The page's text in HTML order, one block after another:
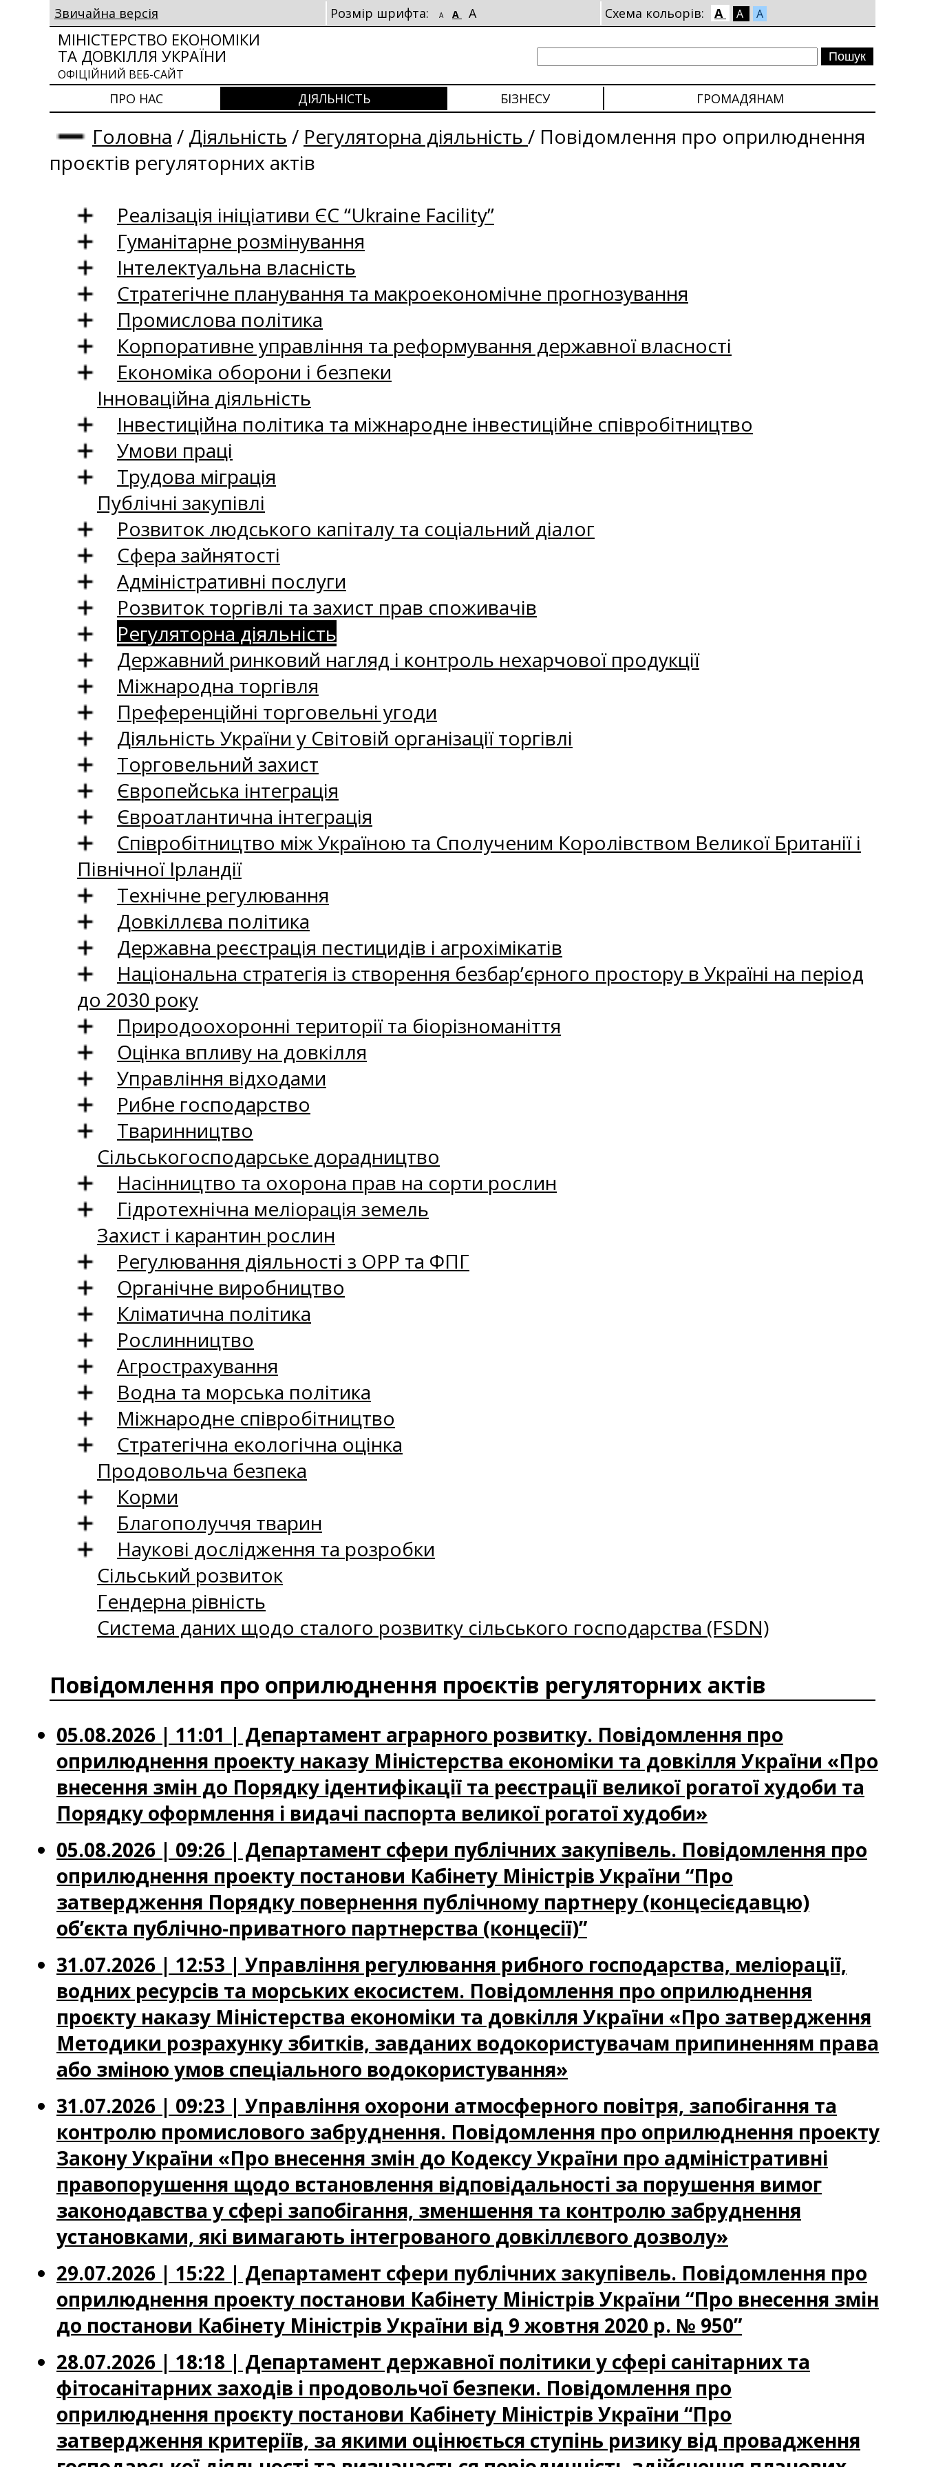
Звичайна версія Розмір шрифта: A A A Схема кольорів: A A A
МІНІСТЕРСТВО ЕКОНОМІКИ
ТА ДОВКІЛЛЯ УКРАЇНИ
ОФІЦІЙНИЙ ВЕБ-САЙТ
ПРО НАС ДІЯЛЬНІСТЬ БІЗНЕСУ ГРОМАДЯНАМ
Головна / Діяльність / Регуляторна діяльність / Повідомлення про оприлюднення
проєктів регуляторних актів
Реалізація ініціативи ЄС “Ukraine Facility”
Гуманітарне розмінування
Інтелектуальна власність
Стратегічне планування та макроекономічне прогнозування
Промислова політика
Корпоративне управління та реформування державної власності
Економіка оборони і безпеки
Інноваційна діяльність
Інвестиційна політика та міжнародне інвестиційне співробітництво
Умови праці
Трудова міграція
Публічні закупівлі
Розвиток людського капіталу та соціальний діалог
Сфера зайнятості
Адміністративні послуги
Розвиток торгівлі та захист прав споживачів
Регуляторна діяльність
Державний ринковий нагляд і контроль нехарчової продукції
Міжнародна торгівля
Преференційні торговельні угоди
Діяльність України у Світовій організації торгівлі
Торговельний захист
Європейська інтеграція
Євроатлантична інтеграція
Співробітництво між Україною та Сполученим Королівством Великої Британії і
Північної Ірландії
Технічне регулювання
Довкіллєва політика
Державна реєстрація пестицидів і агрохімікатів
Національна стратегія із створення безбар’єрного простору в Україні на період
до 2030 року
Природоохоронні території та біорізноманіття
Оцінка впливу на довкілля
Управління відходами
Рибне господарство
Тваринництво
Сільськогосподарське дорадництво
Насінництво та охорона прав на сорти рослин
Гідротехнічна меліорація земель
Захист і карантин рослин
Регулювання діяльності з ОРР та ФПГ
Органічне виробництво
Кліматична політика
Рослинництво
Агрострахування
Водна та морська політика
Міжнародне співробітництво
Стратегічна екологічна оцінка
Продовольча безпека
Корми
Благополуччя тварин
Наукові дослідження та розробки
Сільський розвиток
Гендерна рівність
Система даних щодо сталого розвитку сільського господарства (FSDN)
Повідомлення про оприлюднення проєктів регуляторних актів
05.08.2026 | 11:01 | Департамент аграрного розвитку. Повідомлення про
оприлюднення проекту наказу Міністерства економіки та довкілля України «Про
внесення змін до Порядку ідентифікації та реєстрації великої рогатої худоби та
Порядку оформлення і видачі паспорта великої рогатої худоби»
05.08.2026 | 09:26 | Департамент сфери публічних закупівель. Повідомлення про
оприлюднення проекту постанови Кабінету Міністрів України “Про
затвердження Порядку повернення публічному партнеру (концесієдавцю)
об’єкта публічно-приватного партнерства (концесії)”
31.07.2026 | 12:53 | Управління регулювання рибного господарства, меліорації,
водних ресурсів та морських екосистем. Повідомлення про оприлюднення
проєкту наказу Міністерства економіки та довкілля України «Про затвердження
Методики розрахунку збитків, завданих водокористувачам припиненням права
або зміною умов спеціального водокористування»
31.07.2026 | 09:23 | Управління охорони атмосферного повітря, запобігання та
контролю промислового забруднення. Повідомлення про оприлюднення проекту
Закону України «Про внесення змін до Кодексу України про адміністративні
правопорушення щодо встановлення відповідальності за порушення вимог
законодавства у сфері запобігання, зменшення та контролю забруднення
установками, які вимагають інтегрованого довкіллєвого дозволу»
29.07.2026 | 15:22 | Департамент сфери публічних закупівель. Повідомлення про
оприлюднення проекту постанови Кабінету Міністрів України “Про внесення змін
до постанови Кабінету Міністрів України від 9 жовтня 2020 р. № 950”
28.07.2026 | 18:18 | Департамент державної політики у сфері санітарних та
фітосанітарних заходів і продовольчої безпеки. Повідомлення про
оприлюднення проєкту постанови Кабінету Міністрів України “Про
затвердження критеріїв, за якими оцінюється ступінь ризику від провадження